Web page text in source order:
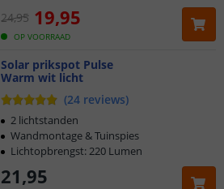
OP VOORRAAD
24,95 19,95
Solar prikspot Pulse
Warm wit licht
(24 reviews)
21,95
2 lichtstanden
Wandmontage & Tuinspies
Lichtopbrengst: 220 Lumen